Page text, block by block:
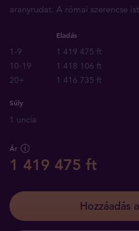
aranyrudat. A római szerencse
Eladás
1-9 1 419 475 ft
10-19
1 418 106 ft
20+
1 416 735 ft
Súly
1 uncia
Ár
1 419 475 ft
Hozzáadás